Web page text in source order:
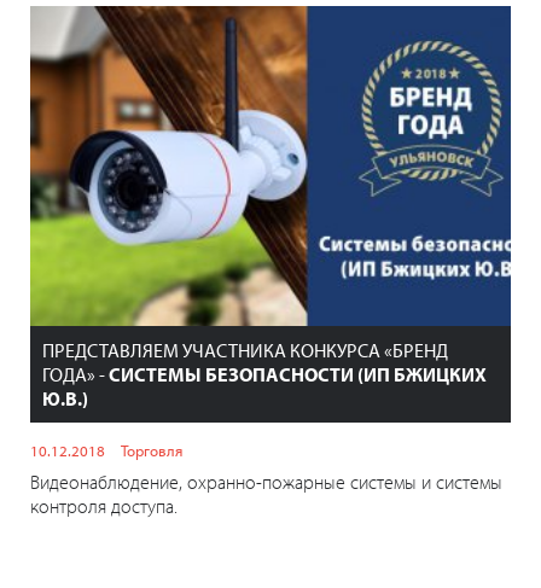
ПРЕДСТАВЛЯЕМ УЧАСТНИКА КОНКУРСА «БРЕНД
ГОДА» -СИСТЕМЫ БЕЗОПАСНОСТИ (ИП БЖИЦКИХ
Ю.В.)
10.12.2018 Торговля
Видеонаблюдение, охранно-пожарные системы и системы
контроля доступа.